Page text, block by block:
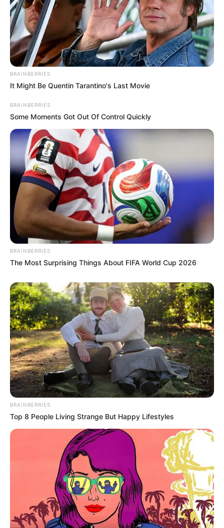
BRAINBERRIES
It Might Be Quentin Tarantino's Last Movie
BRAINBERRIES
Some Moments Got Out Of Control Quickly
BRAINBERRIES
The Most Surprising Things About FIFA World Cup 2026
BRAINBERRIES
Top 8 People Living Strange But Happy Lifestyles